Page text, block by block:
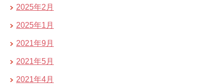
2025年2月
2025年1月
2021年9月
2021年5月
2021年4月